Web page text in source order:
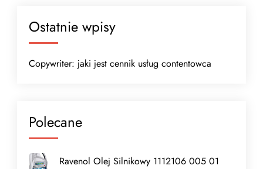
Ostatnie wpisy
Copywriter: jaki jest cennik usług contentowca
Polecane
Ravenol Olej Silnikowy 1112106 005 01